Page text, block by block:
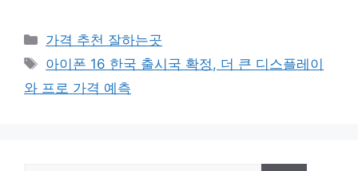
카
테
고
리
가격 추천 잘하는곳
태
그
아이폰 16 한국 출시국 확정, 더 큰 디스플레이
와 프로 가격 예측